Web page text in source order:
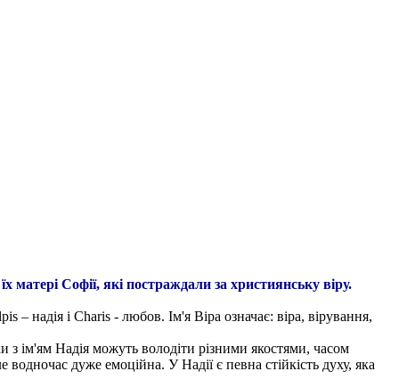
Софії, які постраждали за християнську віру.
– надія і Charis - любов. Ім'я Віра означає: віра, вірування,
з ім'ям Надія можуть володіти різними якостями, часом
дуже емоційна. У Надії є певна стійкість духу, яка